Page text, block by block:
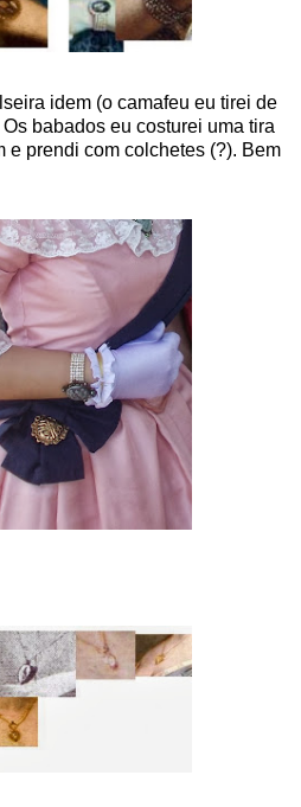
idem (o camafeu eu tirei de
babados eu costurei uma tira
e prendi com colchetes (?). Bem